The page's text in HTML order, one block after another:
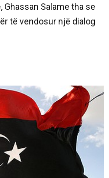
Salame tha se
të vendosur një dialog